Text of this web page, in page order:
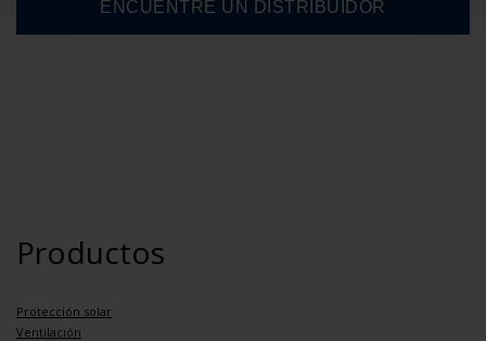
Productos
Protección solar
Ventilación